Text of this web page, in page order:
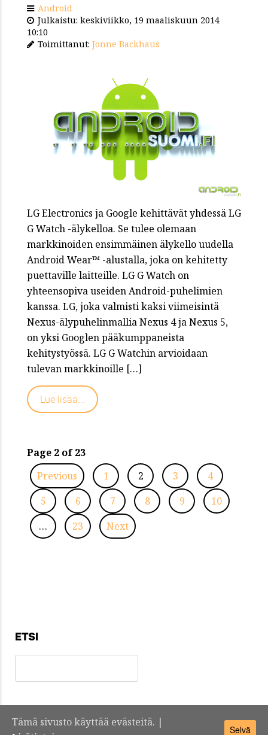
Android
Julkaistu: keskiviikko, 19 maaliskuun 2014
10:10
Toimittanut: Jonne Backhaus
LG Electronics ja Google kehittävät yhdessä LG
G Watch -älykelloa. Se tulee olemaan
markkinoiden ensimmäinen älykello uudella
Android Wear™ -alustalla, joka on kehitetty
puettaville laitteille. LG G Watch on
yhteensopiva useiden Android-puhelimien
kanssa. LG, joka valmisti kaksi viimeisintä
Nexus-älypuhelinmallia Nexus 4 ja Nexus 5,
on yksi Googlen pääkumppaneista
kehitystyössä. LG G Watchin arvioidaan
tulevan markkinoille […]
Lue lisää...
Page 2 of 23
Previous
1 2 3
4
5
6 7 8 9
10
…
23 Next
ETSI
Teknosuomi.fi -Yhteystiedot
Tämä sivusto käyttää evästeitä. |
Selvä